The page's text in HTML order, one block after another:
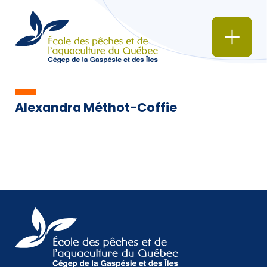
Alexandra Méthot-Coffie